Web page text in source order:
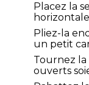
Placez la
Pliez-la
un petit
Tournez
ouverts